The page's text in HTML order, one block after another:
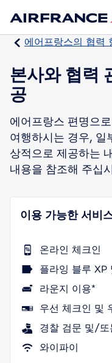
에어프랑스의 협력
본사와 협력
공
에어프랑스 편명으
여행하시는 경우, 일
상적으로 제공하는
내용을 참조해 주십
이용 가능한 서비
온라인 체크인
플라잉 블루 XP
라운지 이용*
우선 체크인 및
경찰 검문 및/또
와이파이